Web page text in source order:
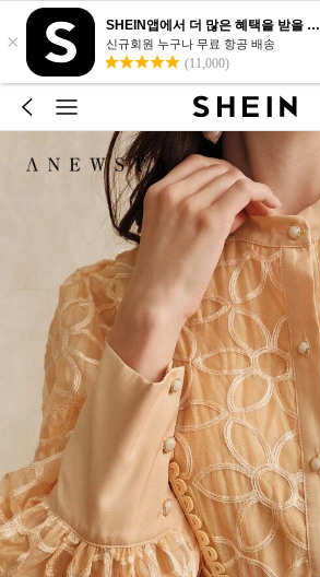
×
SHEIN앱에서 더 많은 혜택을 받을 수 있어요.
신규회원 누구나 무료 항공 배송
(11,000)